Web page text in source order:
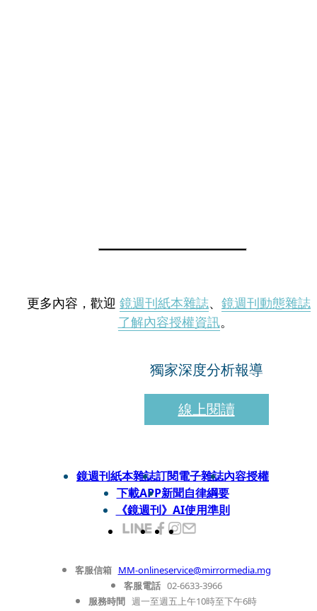
更多內容，歡迎 鏡週刊紙本雜誌、 鏡週刊動態雜誌
了解內容授權資訊。
獨家深度分析報導
線上閱讀
鏡週刊紙本雜誌訂閱電子雜誌內容授權
下載APP新聞自律綱要
《鏡週刊》AI使用準則
客服信箱 MM-onlineservice@mirrormedia.mg
客服電話 02-6633-3966
服務時間 週一至週五上午10時至下午6時